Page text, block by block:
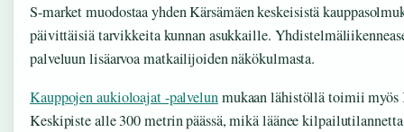
S-market muodostaa yhden Kärsämäen keskeisistä
päivittäisiä tarvikkeita kunnan asukkaille.
palveluun lisäarvoa matkailijoiden näkökulmasta.
Kauppojen aukioloajat -palvelunmukaan lähistöllä toimii myös
Keskipiste alle 300 metrin päässä, mikä läänee